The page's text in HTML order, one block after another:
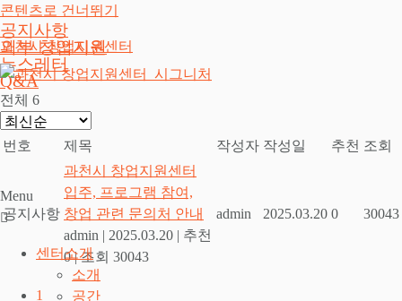
콘텐츠로 건너뛰기
과천시 창업지원센터
Menu
센터소개
소개
공간
공지사항
외부 창업지원
뉴스레터
Q&A
전체 6
번호 제목 작성자 작성일 추천 조회
공지사항
과천시 창업지원센터
입주, 프로그램 참여,
창업 관련 문의처 안내
admin | 2025.03.20 | 추천
0 | 조회 30043
admin 2025.03.20 0 30043
1